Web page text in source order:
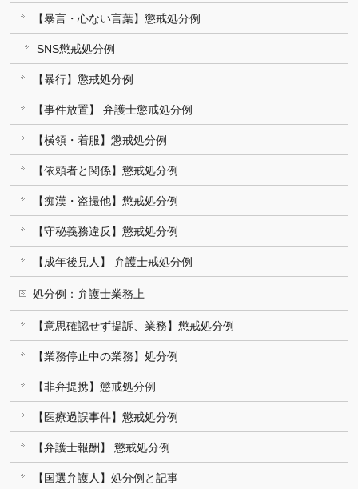
【暴言・心ない言葉】懲戒処分例
SNS懲戒処分例
【暴行】懲戒処分例
【事件放置】 弁護士懲戒処分例
【横領・着服】懲戒処分例
【依頼者と関係】懲戒処分例
【痴漢・盗撮他】懲戒処分例
【守秘義務違反】懲戒処分例
【成年後見人】 弁護士戒処分例
処分例：弁護士業務上
【意思確認せず提訴、業務】懲戒処分例
【業務停止中の業務】処分例
【非弁提携】懲戒処分例
【医療過誤事件】懲戒処分例
【弁護士報酬】 懲戒処分例
【国選弁護人】処分例と記事